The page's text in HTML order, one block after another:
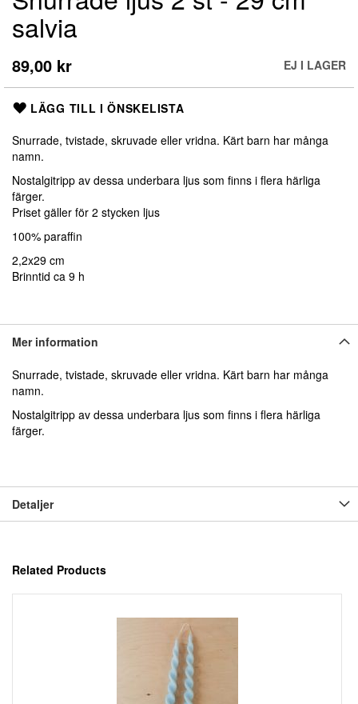
salvia
89,00 kr EJ I LAGER
LÄGG TILL I ÖNSKELISTA
Snurrade, tvistade, skruvade eller vridna. Kärt barn har många
namn.
Nostalgitripp av dessa underbara ljus som finns i flera härliga
färger.
Priset gäller för 2 stycken ljus
100% paraffin
2,2x29 cm
Brinntid ca 9 h
till
början
av
bildgalleriet
Mer information
Snurrade, tvistade, skruvade eller vridna. Kärt barn har många
namn.
Nostalgitripp av dessa underbara ljus som finns i flera härliga
färger.
Detaljer
Related Products